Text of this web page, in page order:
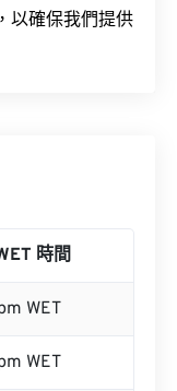
以確保我們提供
時間
WET
WET